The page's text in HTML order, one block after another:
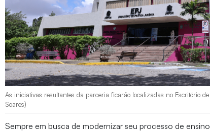
As iniciativas resultantes da parceria ficarão localizadas no Escritório
Soares)
Sempre em busca de modernizar seu processo de